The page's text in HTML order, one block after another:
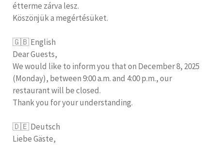
étterme zárva lesz.
Köszönjük a megértésüket.
🇬🇧 English
Dear Guests,
We would like to inform you that on December 8, 2025
(Monday), between 9:00 a.m. and 4:00 p.m., our
restaurant will be closed.
Thank you for your understanding.
🇩🇪 Deutsch
Liebe Gäste,